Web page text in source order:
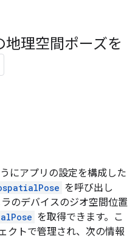
理空間ポーズを
にアプリの設定を構成した
を呼び出し
のデバイスのジオ空間位置
を取得できます。こ
クトで管理され、次の情報